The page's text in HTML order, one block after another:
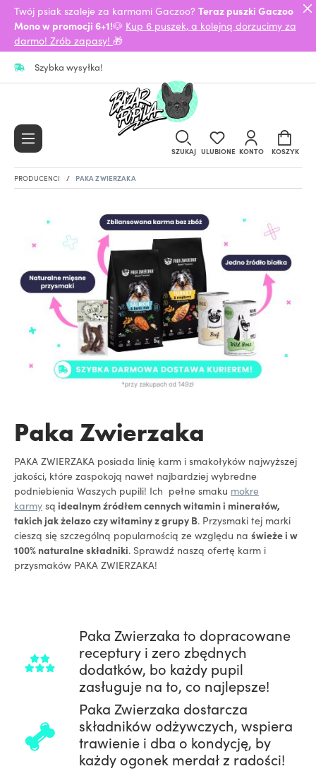
Twój psiak szaleje za karmami Gaczoo? Teraz puszki Gaczoo
Mono w promocji 6+1!🐶 Kup 6 puszek, a kolejną dorzucimy za
darmo! Zrób zapasy! 🎁
Szybka wysyłka!
SZUKAJ ULUBIONE KONTO KOSZYK
PRODUCENCI PAKA ZWIERZAKA
Paka Zwierzaka
PAKA ZWIERZAKA posiada linię karm i smakołyków najwyższej
jakości, które zaspokoją nawet najbardziej wybredne
podniebienia Waszych pupili! Ich pełne smaku mokre
karmy są idealnym źródłem cennych witamin i minerałów,
takich jak żelazo czy witaminy z grupy B. Przysmaki tej marki
cieszą się szczególną popularnością ze względu na świeże i w
100% naturalne składniki. Sprawdź naszą ofertę karm i
przysmaków PAKA ZWIERZAKA!
Paka Zwierzaka to dopracowane
receptury i zero zbędnych
dodatków, bo każdy pupil
zasługuje na to, co najlepsze!
Paka Zwierzaka dostarcza
składników odżywczych, wspiera
trawienie i dba o kondycję, by
każdy ogonek merdał z radości!